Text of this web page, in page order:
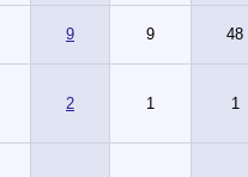
9 9 48
2 1 1